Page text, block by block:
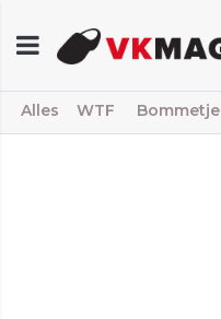
Alles WTF Bommetje